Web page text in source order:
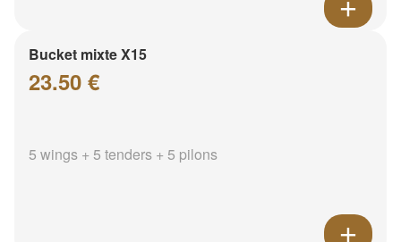
Bucket mixte X15
23.50 €
5 wings + 5 tenders + 5 pilons